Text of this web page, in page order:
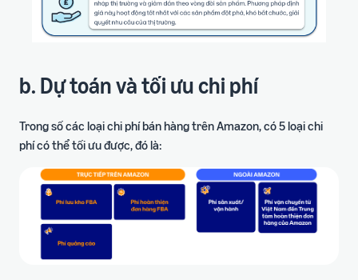
b. Dự toán và tối ưu chi phí
Trong số các loại chi phí bán hàng trên Amazon, có 5 loại chi
phí có thể tối ưu được, đó là: